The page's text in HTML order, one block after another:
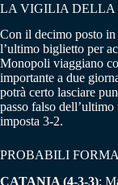
LA VIGILIA DELLA
Con il decimo posto in
l’ultimo biglietto per
Monopoli viaggiano
importante a due
potrà certo lasciare
passo falso
imposta 3-2.
PROBABILI
CATANIA (4-3-3):